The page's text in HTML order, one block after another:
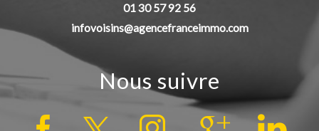
01 30 57 92 56
infovoisins@agencefranceimmo.com
Nous suivre